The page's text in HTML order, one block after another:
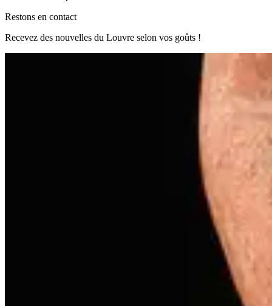
Restons en contact
Recevez des nouvelles du Louvre selon vos goûts !